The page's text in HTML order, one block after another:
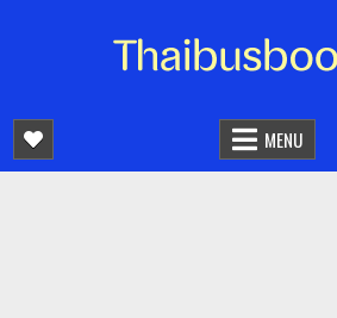
จองตั๋วรถออนไลน์ 24 ชั่วโมง
MENU